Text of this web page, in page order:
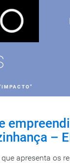
–
apresenta os